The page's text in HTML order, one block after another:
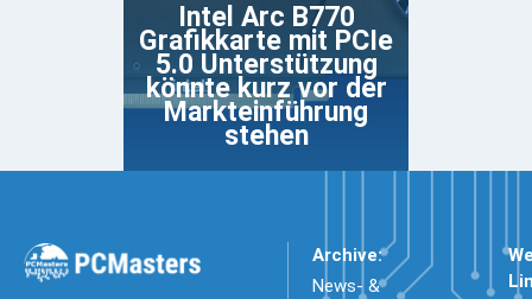
Intel Arc B770
Grafikkarte mit PCIe
5.0 Unterstützung
könnte kurz vor der
Markteinführung
stehen
Archive:
News- &